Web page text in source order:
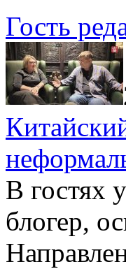
Гость
В гостях
блогер,